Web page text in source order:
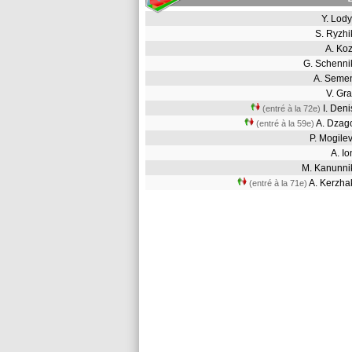
Y.
S.
A.
G.
A.
V.
(entré à la 72e) I.
(entré à la 59e) A.
P.
A.
M.
(entré à la 71e) A.